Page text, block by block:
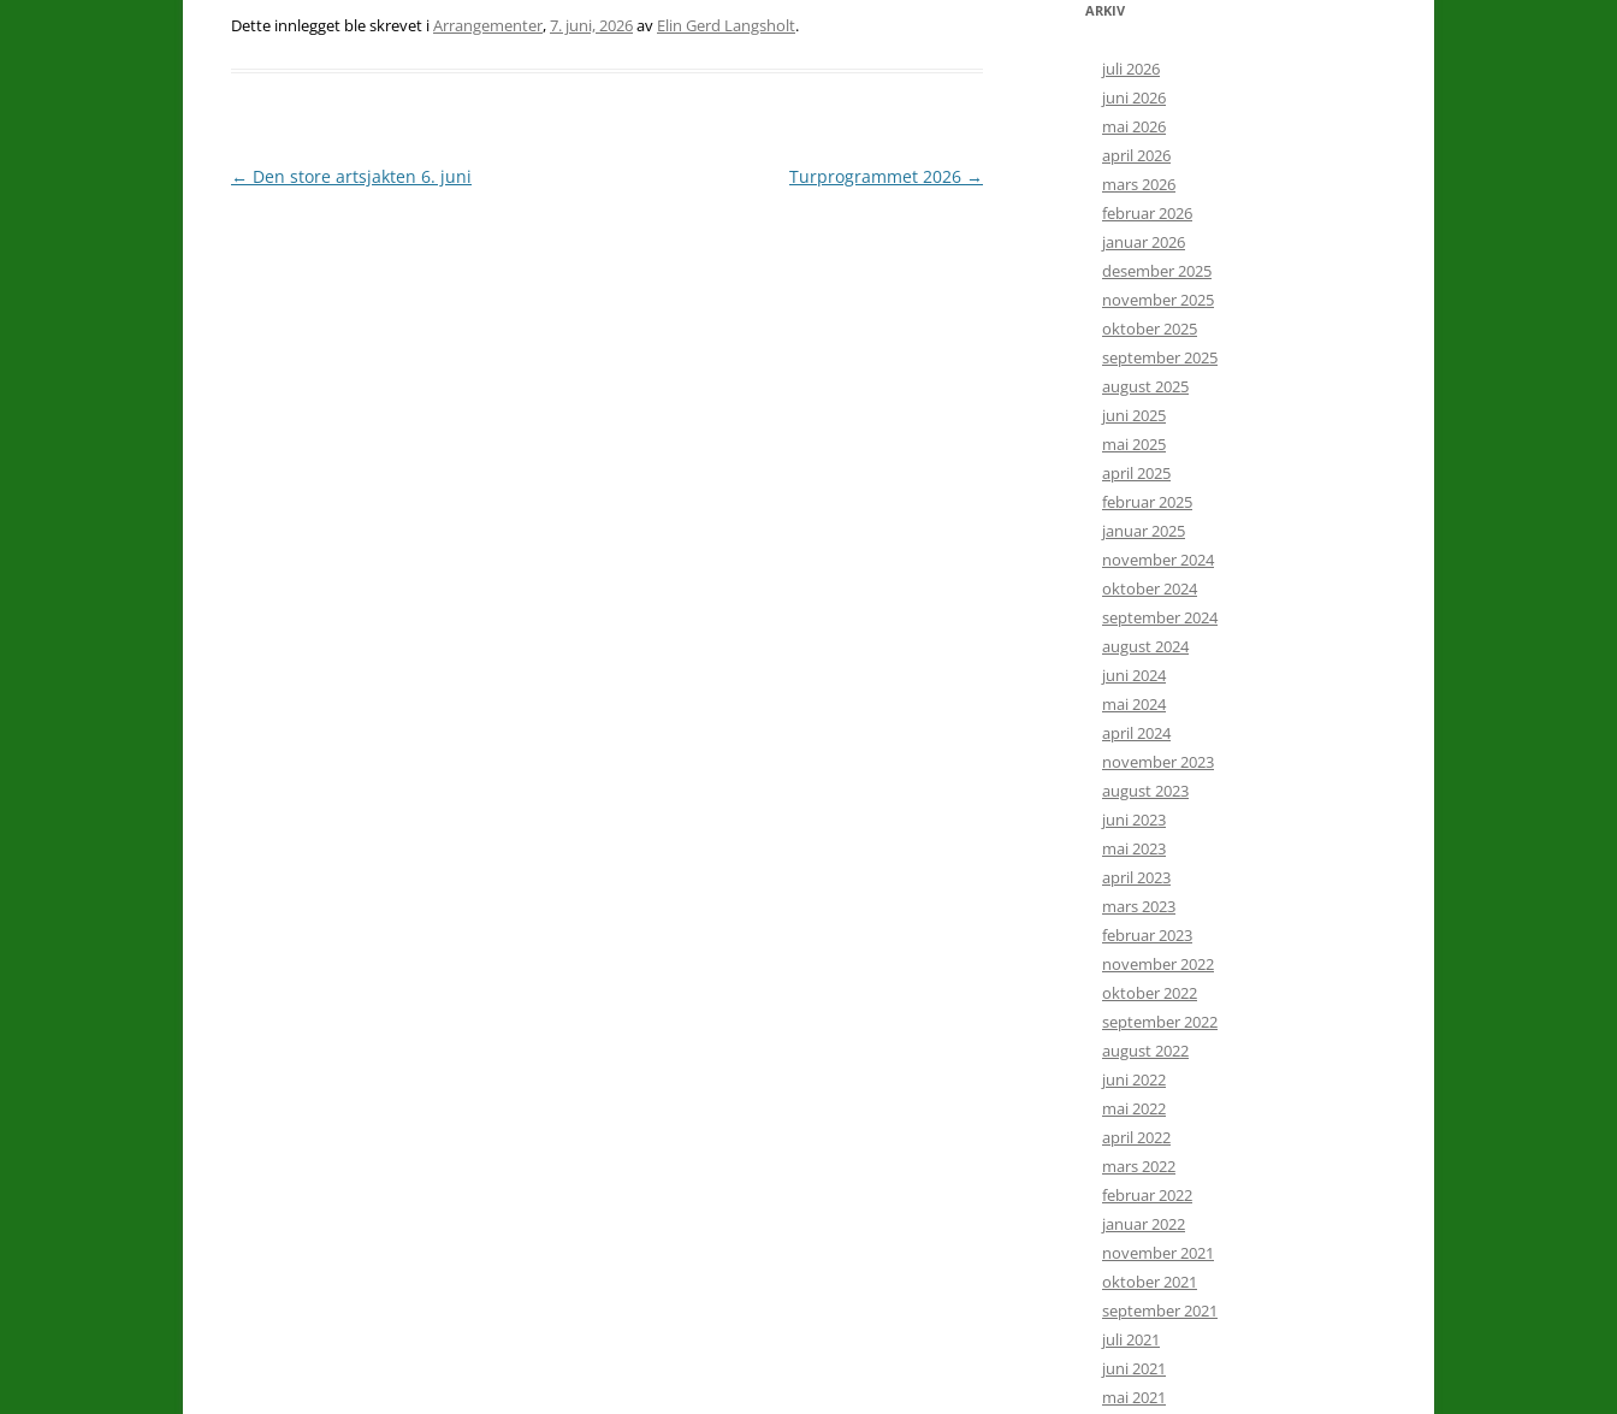
Dette innlegget ble skrevet iArrangementer,7. juni, 2026av Elin Gerd Langsholt.
Innleggsnavigasjon
← Den store artsjakten 6. juni Turprogrammet 2026 →
ARKIV
juli 2026
juni 2026
mai 2026
april 2026
mars 2026
februar 2026
januar 2026
desember 2025
november 2025
oktober 2025
september 2025
august 2025
juni 2025
mai 2025
april 2025
februar 2025
januar 2025
november 2024
oktober 2024
september 2024
august 2024
juni 2024
mai 2024
april 2024
november 2023
august 2023
juni 2023
mai 2023
april 2023
mars 2023
februar 2023
november 2022
oktober 2022
september 2022
august 2022
juni 2022
mai 2022
april 2022
mars 2022
februar 2022
januar 2022
november 2021
oktober 2021
september 2021
juli 2021
juni 2021
mai 2021